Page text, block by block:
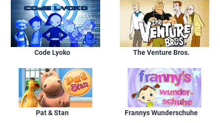
Code Lyoko The Venture Bros.
Pat & Stan Frannys Wunderschuhe